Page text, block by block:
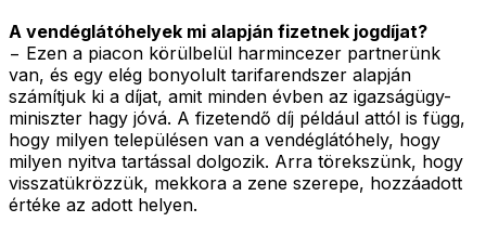
A vendéglátóhelyek mi alapján fizetnek jogdíjat?
− Ezen a piacon körülbelül harmincezer partnerünk
van, és egy elég bonyolult tarifarendszer alapján
számítjuk ki a díjat, amit minden évben az igazságügy-
miniszter hagy jóvá. A fizetendő díj például attól is függ,
hogy milyen településen van a vendéglátóhely, hogy
milyen nyitva tartással dolgozik. Arra törekszünk, hogy
visszatükrözzük, mekkora a zene szerepe, hozzáadott
értéke az adott helyen.